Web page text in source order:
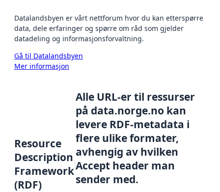
Datalandsbyen er vårt nettforum hvor du kan etterspørre
data, dele erfaringer og spørre om råd som gjelder
datadeling og informasjonsforvaltning.
Gå til Datalandsbyen
Mer informasjon
Resource
Description
Framework
(RDF)
Alle URL-er til ressurser
på data.norge.no kan
levere RDF-metadata i
flere ulike formater,
avhengig av hvilken
Accept header man
sender med.